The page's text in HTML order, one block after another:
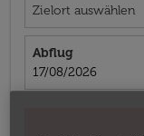
Zielort auswählen
Abflug
fc-booking-
17/08/2026